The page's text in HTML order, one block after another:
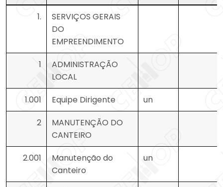
Descrição do
Item
1.
SERVIÇOS GERAIS
DO
EMPREENDIMENTO
1
ADMINISTRAÇÃO
LOCAL
1.001
Equipe Dirigente
un
2
MANUTENÇÃO DO
CANTEIRO
2.001
Manutenção do
Canteiro
un